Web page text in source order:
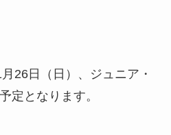
26日（日）、ジュニア・
定となります。